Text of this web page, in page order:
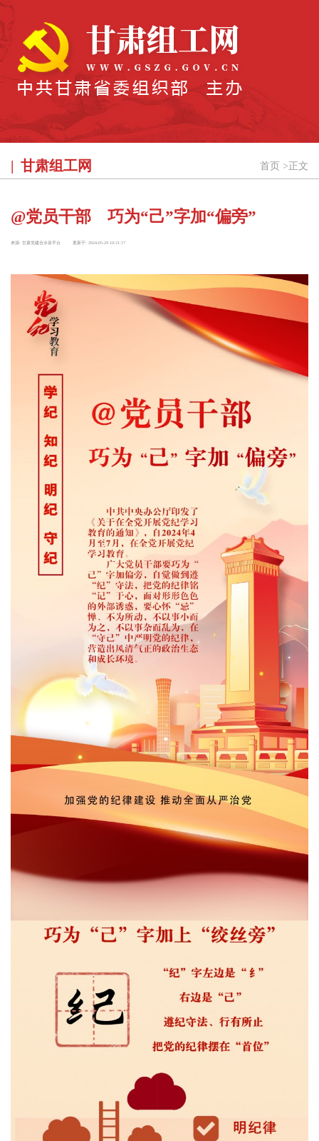
甘肃组工网 首页 > 正文
@党员干部 巧为“己”字加“偏旁”
来源: 甘肃党建合水县平台 更新于: 2024-05-29 10:21:17